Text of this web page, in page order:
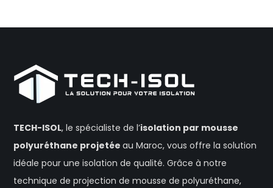
TECH-ISOL, le spécialiste de l’isolation par mousse
polyuréthane projetéeau Maroc, vous offre la solution
idéale pour une isolation de qualité. Grâce à notre
technique de projection de mousse de polyuréthane,